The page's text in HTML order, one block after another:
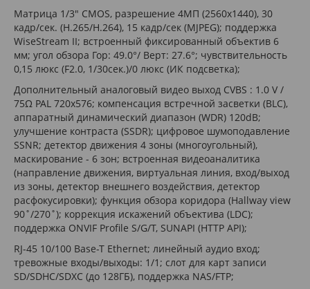
Матрица 1/3" CMOS, разрешение 4МП (2560x1440), 30
кадр/сек. (H.265/H.264), 15 кадр/сек (MJPEG); поддержка
WiseStream II; встроенный фиксированный объектив 6
мм; угол обзора Гор: 49.0°/ Верт: 27.6°; чувствительность
0,15 люкс (F2.0, 1/30сек.)/0 люкс (ИК подсветка);
Дополнительный аналоговый видео выход CVBS : 1.0 V /
75Ω PAL 720х576; компенсация встречной засветки (BLC),
аппаратный динамический диапазон (WDR) 120dB;
улучшение контраста (SSDR); цифровое шумоподавление
SSNR; детектор движения 4 зоны (многоугольный),
маскирование - 6 зон; встроенная видеоаналитика
(направление движения, виртуальная линия, вход/выход
из зоны, детектор внешнего воздействия, детектор
расфокусировки); функция обзора коридора (Hallway view
90˚/270˚); коррекция искажений объектива (LDC);
поддержка ONVIF Profile S/G/T, SUNAPI (HTTP API);
RJ-45 10/100 Base-T Ethernet; линейный аудио вход;
тревожные входы/выходы: 1/1; слот для карт записи
SD/SDHC/SDXC (до 128ГБ), поддержка NAS/FTP;